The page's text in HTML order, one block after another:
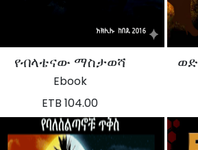
የብላቴናው ማስታወሻ
Ebook
ETB 104.00